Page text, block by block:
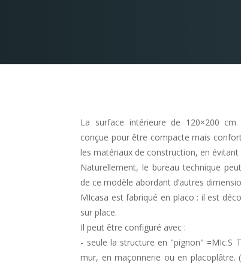
La surface intérieure de 120×200
conçue pour être compacte mais
les matériaux de construction, en évitant
Naturellement, le bureau technique
de ce modèle abordant d’autres
MIcasa est fabriqué en placo : il est
sur place.
Il peut être configuré avec :
- seule la structure en "pignon" =MIc.S
mur, en maçonnerie ou en